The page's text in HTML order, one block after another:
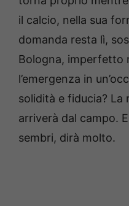
il calcio, nella sua
domanda resta lì,
Bologna, imperfetto
l’emergenza in
solidità e fiducia? La
arriverà dal campo.
sembri, dirà molto.